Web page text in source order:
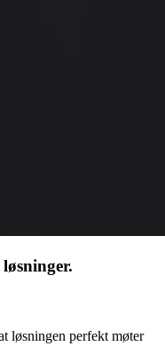
løsningen perfekt møter